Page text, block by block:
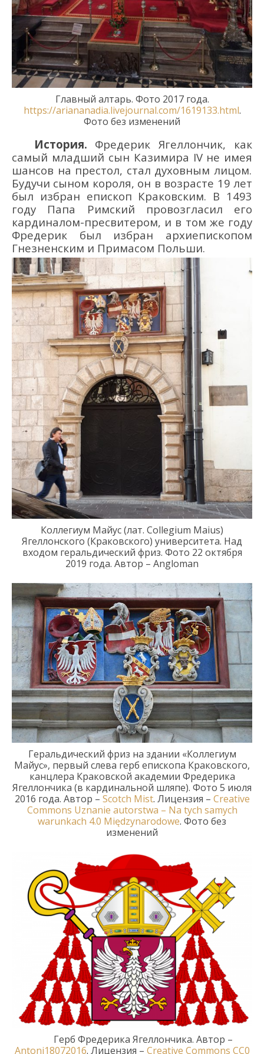
Главный алтарь. Фото 2017 года.
https://ariananadia.livejournal.com/1619133.html.
Фото без изменений
История. Фредерик Ягеллончик, как
самый младший сын Казимира IV не имея
шансов на престол, стал духовным лицом.
Будучи сыном короля, он в возрасте 19 лет
был избран епископ Краковским. В 1493
году Папа Римский провозгласил его
кардиналом-пресвитером, и в том же году
Фредерик был избран архиепископом
Гнезненским и Примасом Польши.
Коллегиум Майус (лат. Collegium Maius)
Ягеллонского (Краковского) университета. Над
входом геральдический фриз. Фото 22 октября
2019 года. Автор – Angloman
Геральдический фриз на здании «Коллегиум
Майус», первый слева герб епископа Краковского,
канцлера Краковской академии Фредерика
Ягеллончика (в кардинальной шляпе). Фото 5 июля
2016 года. Автор – Scotch Mist. Лицензия – Creative
Commons Uznanie autorstwa – Na tych samych
warunkach 4.0 Międzynarodowe. Фото без
изменений
Герб Фредерика Ягеллончика. Автор –
Antoni18072016. Лицензия – Creative Commons CC0